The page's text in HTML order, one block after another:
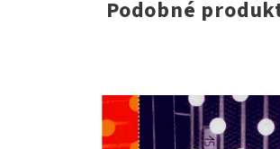
Podobné